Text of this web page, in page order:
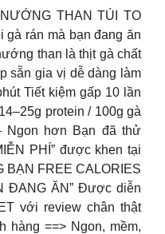
THAN TÚI TO
gà rán mà bạn đang ăn
than là thịt gà chất
sẵn gia vị dễ dàng làm
Tiết kiệm gấp 10 lần
protein / 100g gà
hơn Bạn đã thử
PHÍ” được khen tại
BẠN FREE CALORIES
ĐANG ĂN” Được diễn
với review chân thật
hàng ==> Ngon, mềm,